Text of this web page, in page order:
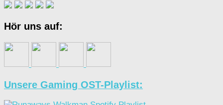
Hör uns auf:
Unsere Gaming OST-Playlist: